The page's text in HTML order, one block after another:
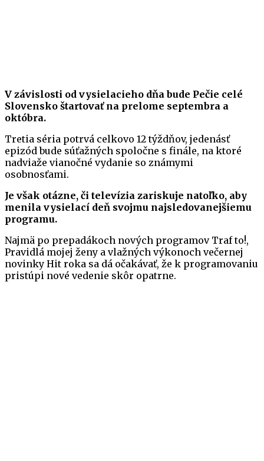
V závislosti od vysielacieho dňa bude Pečie celé
Slovensko štartovať na prelome septembra a
októbra.
Tretia séria potrvá celkovo 12 týždňov, jedenásť
epizód bude súťažných spoločne s finále, na ktoré
nadviaže vianočné vydanie so známymi
osobnosťami.
Je však otázne, či televízia zariskuje natoľko, aby
menila vysielací deň svojmu najsledovanejšiemu
programu.
Najmä po prepadákoch nových programov Traf to!,
Pravidlá mojej ženy a vlažných výkonoch večernej
novinky Hit roka sa dá očakávať, že k programovaniu
pristúpi nové vedenie skôr opatrne.